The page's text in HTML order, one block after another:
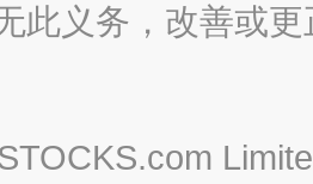
此义务，改善或